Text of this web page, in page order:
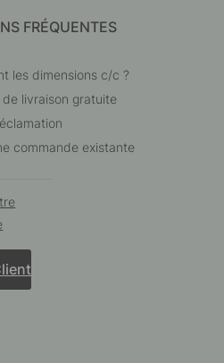
FRÉQUENTES
les dimensions c/c ?
livraison gratuite
commande existante